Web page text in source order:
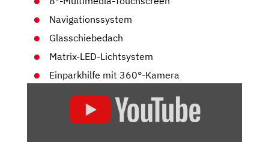
Navigationssystem
Glasschiebedach
Matrix-LED-Lichtsystem
Einparkhilfe mit 360°-Kamera
VERGESSENE